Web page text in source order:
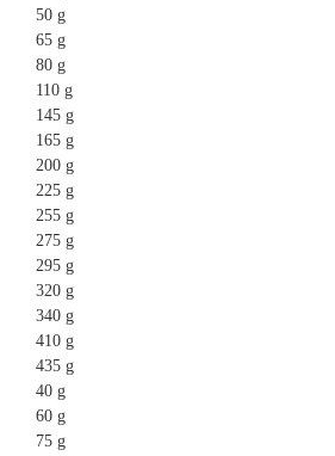
50 g
65 g
80 g
110 g
145 g
165 g
200 g
225 g
255 g
275 g
295 g
320 g
340 g
410 g
435 g
40 g
60 g
75 g